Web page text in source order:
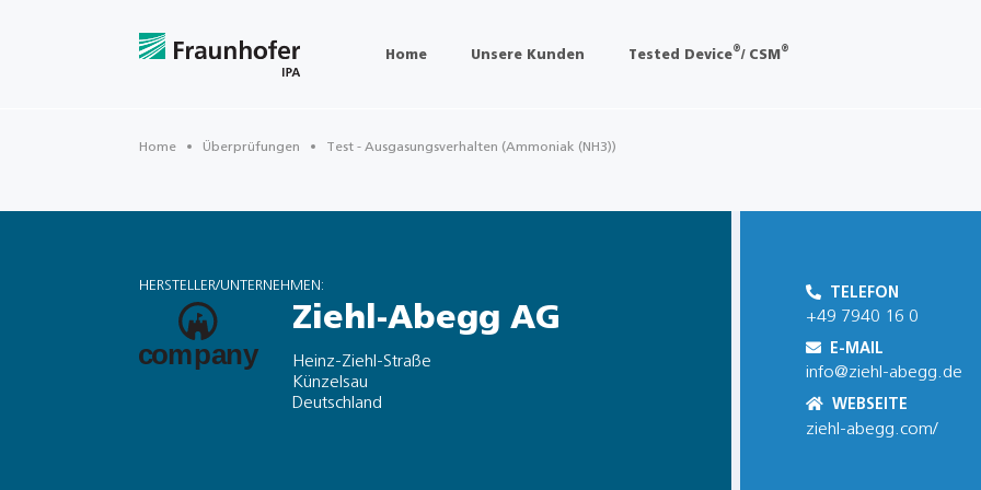
Home Unsere Kunden Tested Device®/ CSM ®
Home Überprüfungen Test - Ausgasungsverhalten (Ammoniak (NH3))
HERSTELLER/UNTERNEHMEN:
Ziehl-Abegg AG
Heinz-Ziehl-Straße
Künzelsau
Deutschland
TELEFON
+49 7940 16 0
E-MAIL
info@ziehl-abegg.de
WEBSEITE
ziehl-abegg.com/